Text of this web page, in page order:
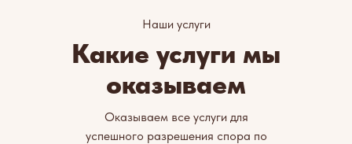
Какие услуги мы
оказываем
Наши услуги
Оказываем все услуги для
успешного разрешения спора по